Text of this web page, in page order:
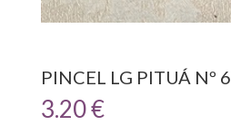
PINCEL LG PITUÁ Nº 6
3.20€